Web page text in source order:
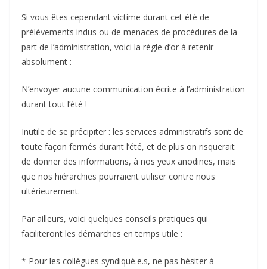
Si vous êtes cependant victime durant cet été de
prélèvements indus ou de menaces de procédures de la
part de l’administration, voici la règle d’or à retenir
absolument :
N’envoyer aucune communication écrite à l’administration
durant tout l’été !
Inutile de se précipiter : les services administratifs sont de
toute façon fermés durant l’été, et de plus on risquerait
de donner des informations, à nos yeux anodines, mais
que nos hiérarchies pourraient utiliser contre nous
ultérieurement.
Par ailleurs, voici quelques conseils pratiques qui
faciliteront les démarches en temps utile :
* Pour les collègues syndiqué.e.s, ne pas hésiter à